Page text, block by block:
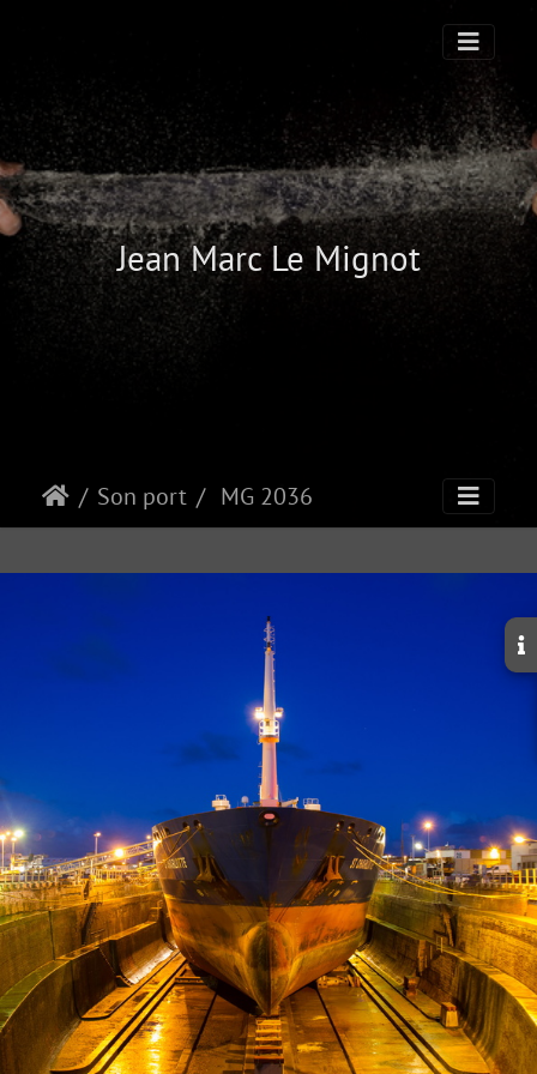
Jean Marc Le Mignot
Son port MG 2036